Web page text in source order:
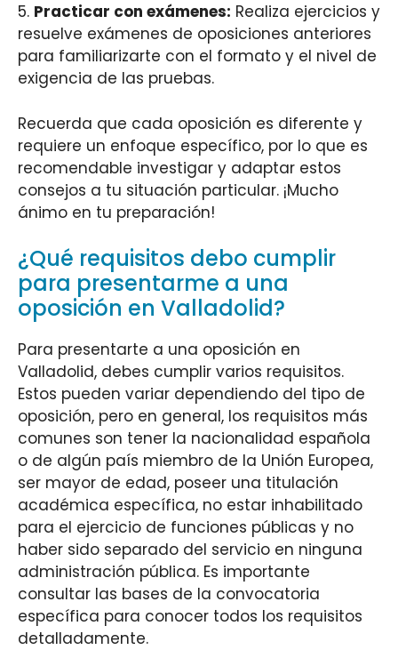
5. Practicar con exámenes: Realiza ejercicios y
resuelve exámenes de oposiciones anteriores
para familiarizarte con el formato y el nivel de
exigencia de las pruebas.
Recuerda que cada oposición es diferente y
requiere un enfoque específico, por lo que es
recomendable investigar y adaptar estos
consejos a tu situación particular. ¡Mucho
ánimo en tu preparación!
¿Qué requisitos debo cumplir
para presentarme a una
oposición en Valladolid?
Para presentarte a una oposición en
Valladolid, debes cumplir varios requisitos.
Estos pueden variar dependiendo del tipo de
oposición, pero en general, los requisitos más
comunes son tener la nacionalidad española
o de algún país miembro de la Unión Europea,
ser mayor de edad, poseer una titulación
académica específica, no estar inhabilitado
para el ejercicio de funciones públicas y no
haber sido separado del servicio en ninguna
administración pública. Es importante
consultar las bases de la convocatoria
específica para conocer todos los requisitos
detalladamente.